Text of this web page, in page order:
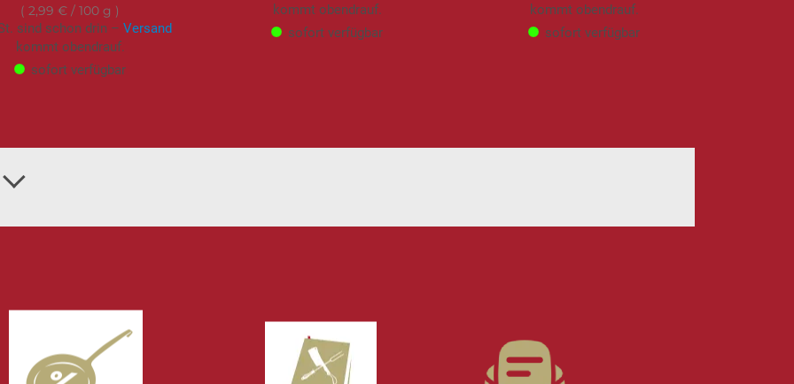
2,99 € / 100 g
sind schon drin – Versand
kommt obendrauf.
sofort verfügbar
kommt obendrauf.
sofort verfügbar
kommt obendrauf.
sofort verfügbar